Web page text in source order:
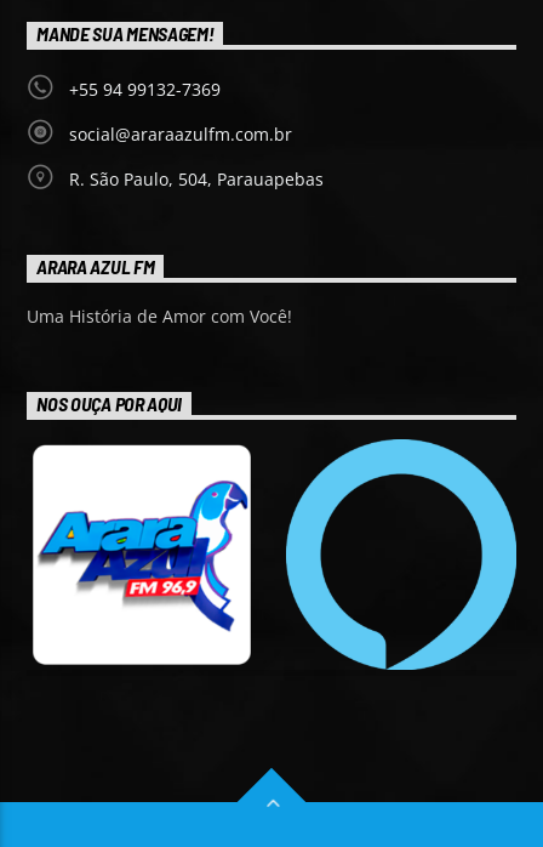
MANDE SUA MENSAGEM!
+55 94 99132-7369
social@araraazulfm.com.br
R. São Paulo, 504, Parauapebas
ARARA AZUL FM
Uma História de Amor com Você!
NOS OUÇA POR AQUI